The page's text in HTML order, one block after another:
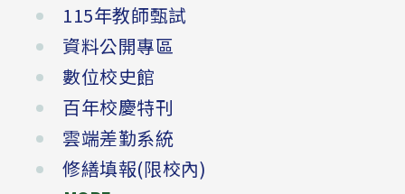
115年教師甄試
資料公開專區
數位校史館
百年校慶特刊
雲端差勤系統
修繕填報(限校內)